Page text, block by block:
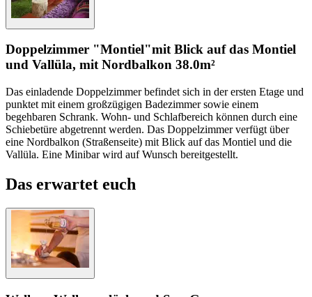
Doppelzimmer "Montiel"mit Blick auf das Montiel
und Vallüla, mit Nordbalkon 38.0m²
Das einladende Doppelzimmer befindet sich in der ersten Etage und
punktet mit einem großzügigen Badezimmer sowie einem
begehbaren Schrank. Wohn- und Schlafbereich können durch eine
Schiebetüre abgetrennt werden. Das Doppelzimmer verfügt über
eine Nordbalkon (Straßenseite) mit Blick auf das Montiel und die
Vallüla. Eine Minibar wird auf Wunsch bereitgestellt.
Das erwartet euch